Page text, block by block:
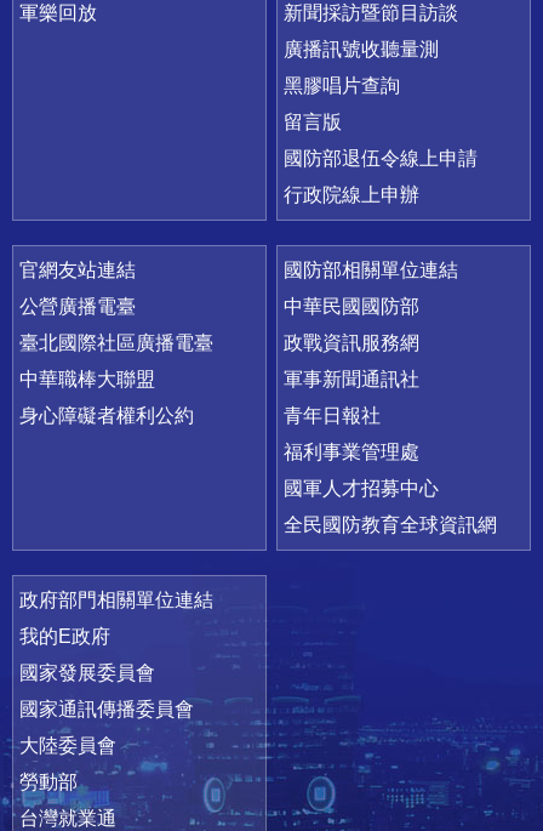
軍樂回放
新聞採訪暨節目訪談
廣播訊號收聽量測
黑膠唱片查詢
留言版
國防部退伍令線上申請
行政院線上申辦
官網友站連結
公營廣播電臺
臺北國際社區廣播電臺
中華職棒大聯盟
身心障礙者權利公約
國防部相關單位連結
中華民國國防部
政戰資訊服務網
軍事新聞通訊社
青年日報社
福利事業管理處
國軍人才招募中心
全民國防教育全球資訊網
政府部門相關單位連結
我的E政府
國家發展委員會
國家通訊傳播委員會
大陸委員會
勞動部
台灣就業通